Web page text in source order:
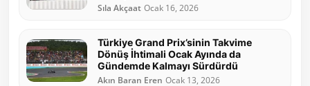
Sıla Akçaat Ocak 16, 2026
Türkiye Grand Prix’sinin Takvime
Dönüş İhtimali Ocak Ayında da
Gündemde Kalmayı Sürdürdü
Akın Baran Eren Ocak 13, 2026